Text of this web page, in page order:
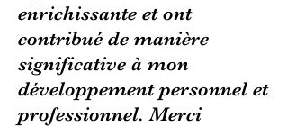
enrichissante et ont
contribué de manière
significative à mon
développement personnel et
professionnel. Merci